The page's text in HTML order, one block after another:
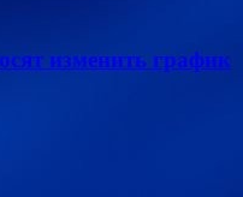
изменить график